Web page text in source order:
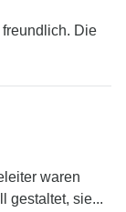
Die
waren
gestaltet, sie...